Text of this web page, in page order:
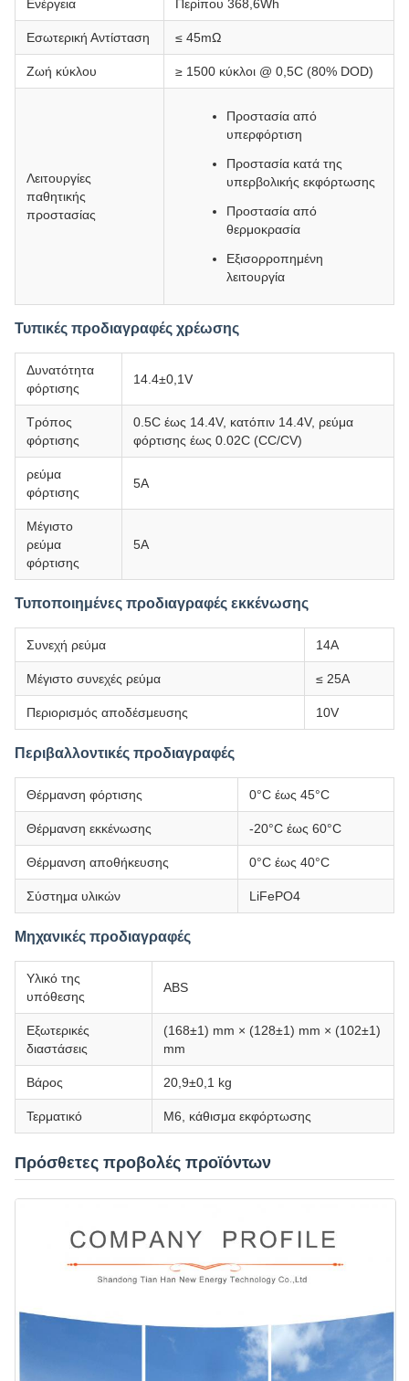
Ενέργεια Περίπου 368,6Wh
Εσωτερική Αντίσταση ≤ 45mΩ
Ζωή κύκλου ≥ 1500 κύκλοι @ 0,5C (80% DOD)
Λειτουργίες
παθητικής
προστασίας
Προστασία από
υπερφόρτιση
Προστασία κατά της
υπερβολικής εκφόρτωσης
Προστασία από
θερμοκρασία
Εξισορροπημένη
λειτουργία
Τυπικές προδιαγραφές χρέωσης
Δυνατότητα
φόρτισης
14.4±0,1V
Τρόπος
φόρτισης
0.5C έως 14.4V, κατόπιν 14.4V, ρεύμα
φόρτισης έως 0.02C (CC/CV)
ρεύμα
φόρτισης
5Α
Μέγιστο
ρεύμα
φόρτισης
5Α
Τυποποιημένες προδιαγραφές εκκένωσης
Συνεχή ρεύμα 14Α
Μέγιστο συνεχές ρεύμα ≤ 25A
Περιορισμός αποδέσμευσης 10V
Περιβαλλοντικές προδιαγραφές
Θέρμανση φόρτισης 0°C έως 45°C
Θέρμανση εκκένωσης -20°C έως 60°C
Θέρμανση αποθήκευσης 0°C έως 40°C
Σύστημα υλικών LiFePO4
Μηχανικές προδιαγραφές
Υλικό της
υπόθεσης
ABS
Εξωτερικές
διαστάσεις
(168±1) mm × (128±1) mm × (102±1)
mm
Βάρος 20,9±0,1 kg
Τερματικό M6, κάθισμα εκφόρτωσης
Πρόσθετες προβολές προϊόντων